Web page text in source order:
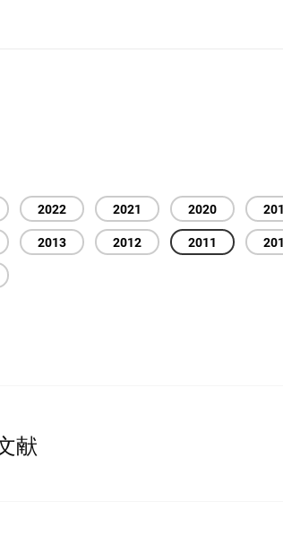
2022 2021 2020
2013 2012 2011
献